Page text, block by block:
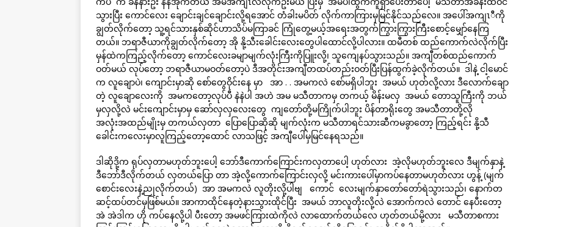
သွားပြီး ကောင်လေး ချောင်းချင်ချောင်းလို့ရအောင် တံခါးမပိတ် လိုက်ကာကြားမှမြင်နိုင်သည်လေ။ အပေါ်အကျၤီကို
ချွတ်လိုက်တော့ သူ့ရင်သားနှစ်ဆိုင်ဟာသိပ်မကြာခင် ကြုံတွေ့မယ့်အရေးအတွက်ကြွားကြွားကြီးစောင့်မျှော်နေကြ
တယ်။ ဘရာဇီယာကိုချွတ်လိုက်တော့ အို နို့သီးခေါင်းလေးတွေပါထောင်လို့ပါလား။ ထမီတစ် ထည်ကောက်လဲလိုက်ပြီး
မှန်ထဲကကြည့်လိုက်တော့ ကောင်လေးခမျာမျက်လုံးကြီးကိုပြူးလို့၊ သူကျေနပ်သွားသည်။ အကျီတစ်ထည်ကောက်
ဝတ်မယ် လုပ်တော့ ဘရာဇီယာမဝတ်တော့ပဲ ဒီအတိုင်းအကျီတထပ်တည်းဝတ်ပြီးပြန်ထွက်ခဲ့လိုက်တယ်။ ဒါနဲ့ ငါ့မောင်
က လူချောပဲ၊ ကျောင်းမှာဆို စော်တွေဝိုင်းနေ မှာ အာ . . အမကလဲ စော်မရှိပါဘူး အမယ် ဟုတ်လို့လား ဒီလောက်ချော
တဲ့ လူချောလေးကို အမကတော့လုပ်ပီ နဲနဲပါ အဟဲ အမ မသီတာကမှ တကယ့် မိန်းမလှ အမယ် တောသူကြီးကို ဘယ်
မှလှလို့လဲ မင်းကျောင်းမှာမှ ဆော်လှလှလေးတွေ ကျတော်တို့မကြိုက်ပါဘူး ပိန်တာရိုးတွေ အမသီတာတို့လို
အလုံးအထည်မျိုးမှ တကယ်လှတာ ပြောပြောဆိုဆို မျက်လုံးက မသီတာရင်သားဆီကမခွာတော့ ကြည့်ရင်း နို့သီ
ခေါင်းကလေးမှာလူကြည့်တော့ထောင် လာသဖြင့် အကျီပေါ်မှမြင်နေရသည်။
ဒါဆိုဒို့က ရုပ်လှတာမဟုတ်ဘူးပေါ့ ဘော်ဒီကောက်ကြောင်းကလှတာပေါ့ ဟုတ်လား အဲ့လိုမဟုတ်ဘူးလေ ဒီမျက်နှာနဲ့
ဒီဘော်ဒီလိုက်တယ် လှတယ်ပြော တာ အဲ့လို့ကောက်ကြောင်းလှလို့ မင်းကားပေါ်မှာကပ်နေတာမဟုတ်လား ဟွန့် (မျက်
စောင်းလေးနဲ့ညုလိုက်တယ်) အာ အမကလဲ လူတိုးလို့ပါဗျ ကောင် လေးမျက်နှာတော်တော်ရဲသွားသည်၊ နောက်တ
ဆင့်ထပ်တင်မှဖြစ်မယ်။ အာကာထိုင်နေတဲ့နားသွားထိုင်ပြီး အမယ် ဘာလူတိုးလို့လဲ အောက်ကလဲ တောင် နေပီးတော့
အဲ အဲဒါက ဟို ကပ်နေလို့ပါ ပီးတော့ အမဖင်ကြားထဲကိုလဲ လာထောက်တယ်လေ ဟုတ်တယ်မို့လား မသီတာစကား